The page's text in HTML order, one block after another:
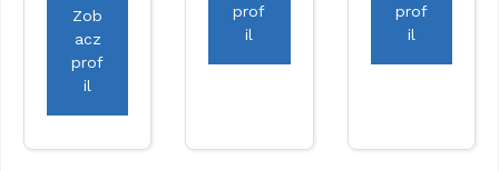
Zob
acz
prof
il
prof
il
prof
il